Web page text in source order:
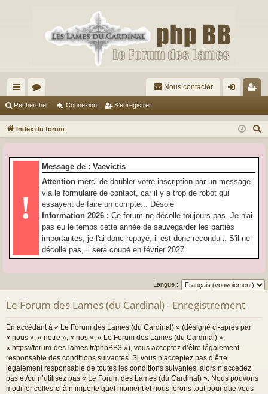
cc
ès
pi
or
u
s
Nous contacter
ne
on
nr
ist
Rechercher Connexion S’enregistrer
Index du forum
!
Message de : Vaevictis
Attention merci de doubler votre inscription par un message
via le formulaire de contact, car il y a trop de robot qui
essayent de faire un compte... Désolé
Information 2026 : Ce forum ne décolle toujours pas. Je n'ai
pas eu le temps cette année de sauvegarder les parties
importantes, je l'ai donc repayé, il est donc reconduit. S'il ne
décolle pas, il sera coupé en février 2027.
Langue :
Le Forum des Lames (du Cardinal) - Enregistrement
En accédant à « Le Forum des Lames (du Cardinal) » (désigné ci-après par
« nous », « notre », « nos », « Le Forum des Lames (du Cardinal) »,
« https://forum-des-lames.fr/phpBB3 »), vous acceptez d’être légalement
responsable des conditions suivantes. Si vous n’acceptez pas d’être
légalement responsable de toutes les conditions suivantes, alors n’accédez
pas et/ou n’utilisez pas « Le Forum des Lames (du Cardinal) ». Nous pouvons
modifier celles-ci à n’importe quel moment et nous ferons tout pour que vous